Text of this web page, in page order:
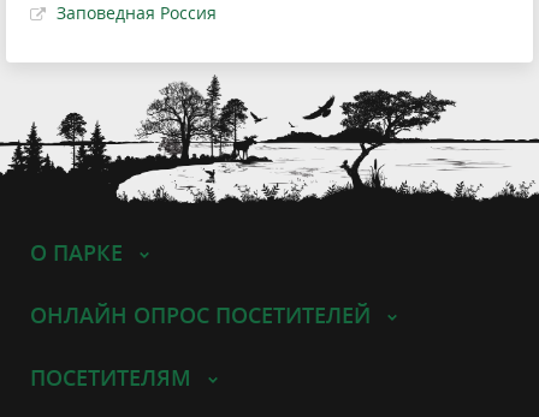
Заповедная Россия
О ПАРКЕ
ОНЛАЙН ОПРОС ПОСЕТИТЕЛЕЙ
ПОСЕТИТЕЛЯМ